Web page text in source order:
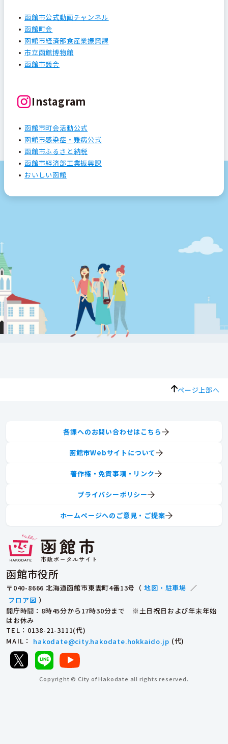
函館市公式動画チャンネル
函館町会
函館市経済部食産業振興課
市立函館博物館
函館市議会
Instagram
函館市町会活動公式
函館市感染症・難病公式
函館市ふるさと納税
函館市経済部工業振興課
おいしい函館
ページ上部へ
函館市役所
〒040-8666 北海道函館市東雲町4番13号（ 地図・駐車場 ／
フロア図 ）
開庁時間：8時45分から17時30分まで ※土日祝日および年末年始
はお休み
TEL ：0138-21-3111(代)
MAIL ： hakodate@city.hakodate.hokkaido.jp (代)
各課へのお問い合わせはこちら
函館市Webサイトについて
著作権・免責事項・リンク
プライバシーポリシー
ホームページへのご意見・ご提案
Copyright © City of Hakodate all rights reserved.